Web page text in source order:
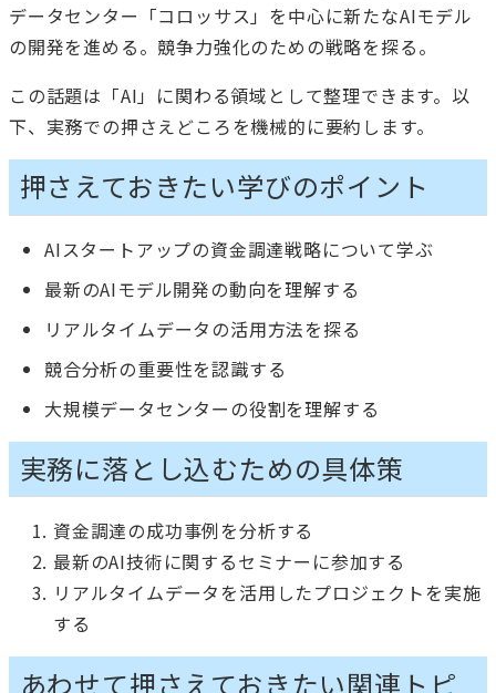
データセンター「コロッサス」を中心に新たなAIモデル
の開発を進める。競争力強化のための戦略を探る。
この話題は「AI」に関わる領域として整理できます。以
下、実務での押さえどころを機械的に要約します。
押さえておきたい学びのポイント
AIスタートアップの資金調達戦略について学ぶ
最新のAIモデル開発の動向を理解する
リアルタイムデータの活用方法を探る
競合分析の重要性を認識する
大規模データセンターの役割を理解する
実務に落とし込むための具体策
資金調達の成功事例を分析する
最新のAI技術に関するセミナーに参加する
リアルタイムデータを活用したプロジェクトを実施
する
あわせて押さえておきたい関連トピ